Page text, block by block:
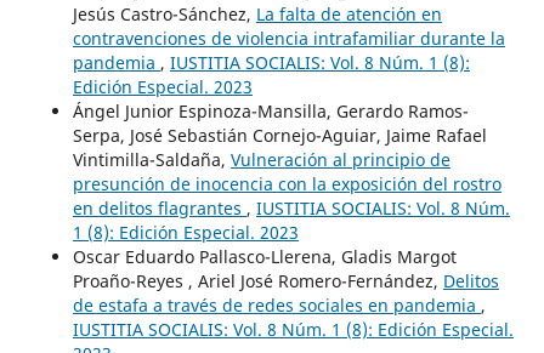
Jesús Castro-Sánchez, La falta de atención en
contravenciones de violencia intrafamiliar durante la
pandemia , IUSTITIA SOCIALIS: Vol. 8 Núm. 1 (8):
Edición Especial. 2023
Ángel Junior Espinoza-Mansilla, Gerardo Ramos-
Serpa, José Sebastián Cornejo-Aguiar, Jaime Rafael
Vintimilla-Saldaña, Vulneración al principio de
presunción de inocencia con la exposición del rostro
en delitos flagrantes , IUSTITIA SOCIALIS: Vol. 8 Núm.
1 (8): Edición Especial. 2023
Oscar Eduardo Pallasco-Llerena, Gladis Margot
Proaño-Reyes , Ariel José Romero-Fernández, Delitos
de estafa a través de redes sociales en pandemia ,
IUSTITIA SOCIALIS: Vol. 8 Núm. 1 (8): Edición Especial.